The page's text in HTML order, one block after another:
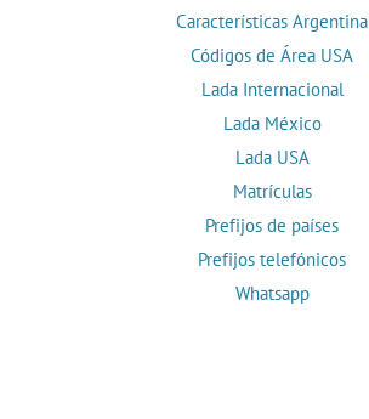
Características Argentina
Códigos de Área USA
Lada Internacional
Lada México
Lada USA
Matrículas
Prefijos de países
Prefijos telefónicos
Whatsapp